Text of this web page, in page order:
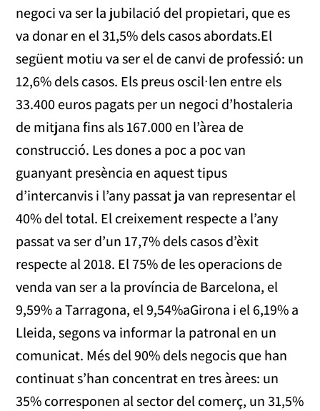
negoci va ser la jubilació del propietari, que es
va donar en el 31,5% dels casos abordats.El
següent motiu va ser el de canvi de professió: un
12,6% dels casos. Els preus oscil∙len entre els
33.400 euros pagats per un negoci d’hostaleria
de mitjana fins als 167.000 en l’àrea de
construcció. Les dones a poc a poc van
guanyant presència en aquest tipus
d’intercanvis i l’any passat ja van representar el
40% del total. El creixement respecte a l’any
passat va ser d’un 17,7% dels casos d’èxit
respecte al 2018. El 75% de les operacions de
venda van ser a la província de Barcelona, el
9,59% a Tarragona, el 9,54%aGirona i el 6,19% a
Lleida, segons va informar la patronal en un
comunicat. Més del 90% dels negocis que han
continuat s’han concentrat en tres àrees: un
35% corresponen al sector del comerç, un 31,5%